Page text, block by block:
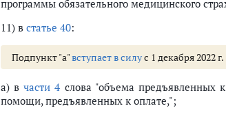
программы обязательного медицинского
11) в статье 40:
Подпункт "а"вступает в силус 1 декабря 2022 г.
а) вчасти 4 слова "объема предъявленных
помощи, предъявленных к оплате,";